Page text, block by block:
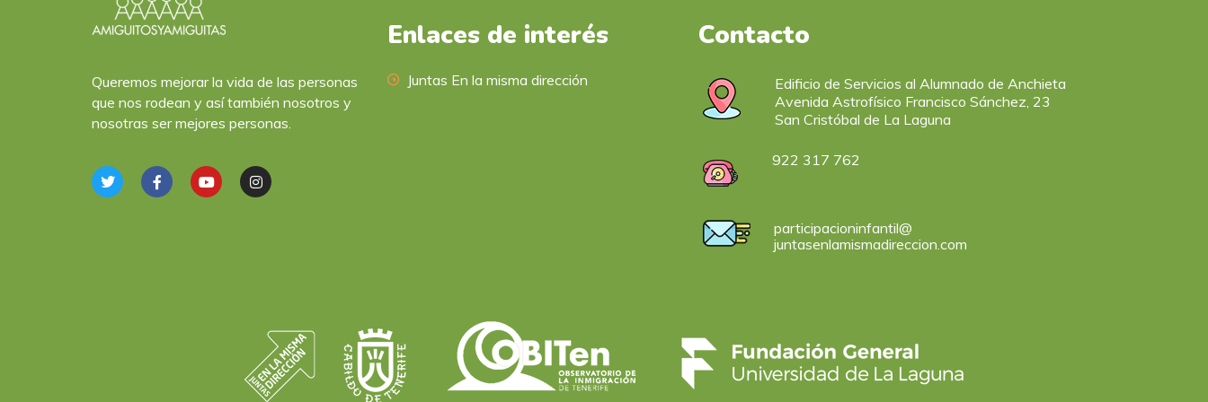
Queremos mejorar la vida de las personas
que nos rodean y así también nosotros y
nosotras ser mejores personas.
Enlaces de interés
Juntas En la misma dirección
Contacto
Edificio de Servicios al Alumnado de Anchieta
Avenida Astrofísico Francisco Sánchez, 23
San Cristóbal de La Laguna
922 317 762
participacioninfantil@
juntasenlamismadireccion.com